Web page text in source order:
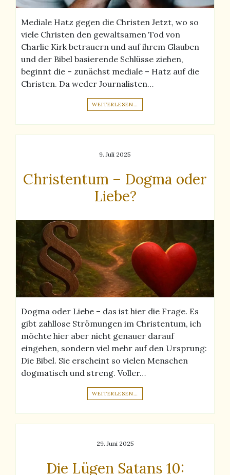
Mediale Hatz gegen die Christen Jetzt, wo so
viele Christen den gewaltsamen Tod von
Charlie Kirk betrauern und auf ihrem Glauben
und der Bibel basierende Schlüsse ziehen,
beginnt die – zunächst mediale – Hatz auf die
Christen. Da weder Journalisten…
WEITERLESEN…
9. Juli 2025
Christentum – Dogma oder
Liebe?
Dogma oder Liebe – das ist hier die Frage. Es
gibt zahllose Strömungen im Christentum, ich
möchte hier aber nicht genauer darauf
eingehen, sondern viel mehr auf den Ursprung:
Die Bibel. Sie erscheint so vielen Menschen
dogmatisch und streng. Voller…
WEITERLESEN…
29. Juni 2025
Die Lügen Satans 10: